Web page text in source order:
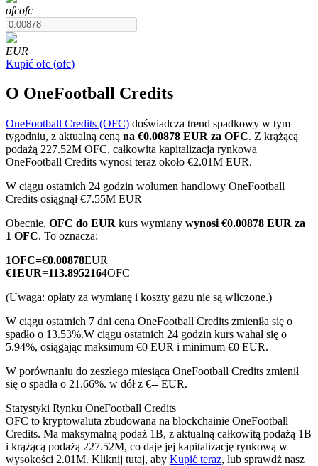
Kontrakty terminowe COIN-M
Kontrakty terminowe na kryptowaluty
TradFi
Instrumenty pochodne na akcje, forex, metale szlachetne i
towary
Kontrakty terminowe na USDC
Kontrakty futures wykorzystujące USDC jako zabezpieczenie
ofcofc
EUR
Kupić ofc (ofc)
O OneFootball Credits
OneFootball Credits (OFC) doświadcza trend spadkowy w tym
tygodniu, z aktualną ceną na €0.00878 EUR za OFC. Z krążącą
podażą 227.52M OFC, całkowita kapitalizacja rynkowa
OneFootball Credits wynosi teraz około €2.01M EUR.
W ciągu ostatnich 24 godzin wolumen handlowy OneFootball
Credits osiągnął €7.55M EUR
Obecnie, OFC do EUR kurs wymiany wynosi €0.00878 EUR za
1 OFC. To oznacza:
1OFC=€0.00878EUR
€1EUR=113.8952164OFC
(Uwaga: opłaty za wymianę i koszty gazu nie są wliczone.)
W ciągu ostatnich 7 dni cena OneFootball Credits zmieniła się o
spadło o 13.53%.W ciągu ostatnich 24 godzin kurs wahał się o
5.94%, osiągając maksimum €0 EUR i minimum €0 EUR.
W porównaniu do zeszłego miesiąca OneFootball Credits zmienił
się o spadła o 21.66%. w dół z €-- EUR.
Statystyki Rynku OneFootball Credits
OFC to kryptowaluta zbudowana na blockchainie OneFootball
Credits. Ma maksymalną podaż 1B, z aktualną całkowitą podażą 1B
i krążącą podażą 227.52M, co daje jej kapitalizację rynkową w
wysokości 2.01M. Kliknij tutaj, aby Kupić teraz, lub sprawdź nasz